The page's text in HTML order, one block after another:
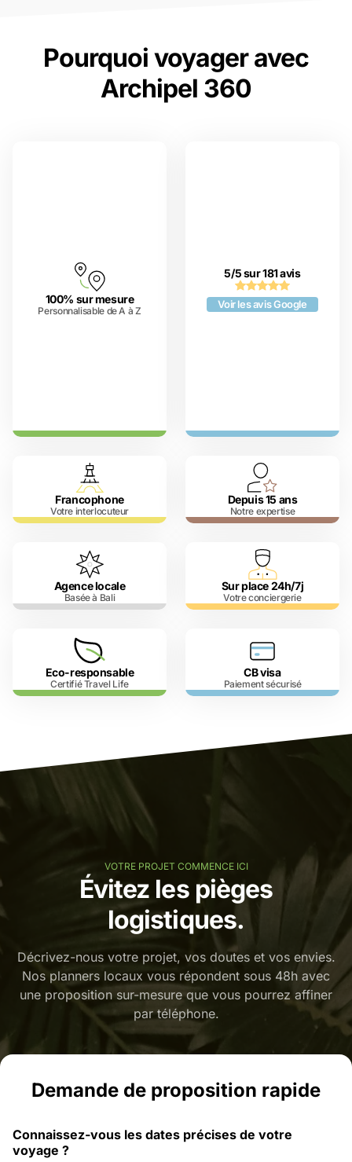
Pourquoi voyager avec
Archipel 360
100% sur mesure
Personnalisable de A à Z
5/5 sur 181 avis
Voir les avis Google
Francophone
Votre interlocuteur
Depuis 15 ans
Notre expertise
Agence locale
Basée à Bali
Sur place 24h/7j
Votre conciergerie
Eco-responsable
Certifié Travel Life
CB visa
Paiement sécurisé
VOTRE PROJET COMMENCE ICI
Évitez les pièges
logistiques.
Décrivez-nous votre projet, vos doutes et vos envies.
Nos planners locaux vous répondent sous 48h avec
une proposition sur-mesure que vous pourrez affiner
par téléphone.
Demande de proposition rapide
Connaissez-vous les dates précises de votre
voyage ?